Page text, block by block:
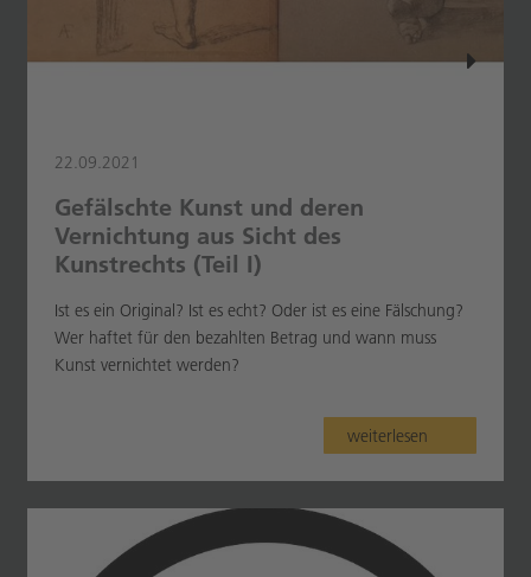
22.09.2021
Gefälschte Kunst und deren
Vernichtung aus Sicht des
Kunstrechts (Teil I)
Ist es ein Original? Ist es echt? Oder ist es eine Fälschung?
Wer haftet für den bezahlten Betrag und wann muss
Kunst vernichtet werden?
weiterlesen